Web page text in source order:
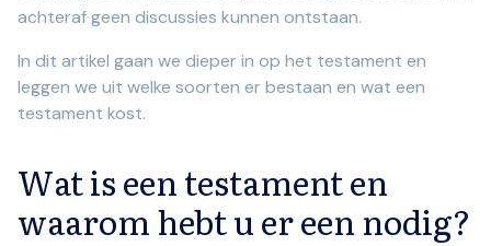
achteraf geen discussies kunnen ontstaan.
In dit artikel gaan we dieper in op het testament en
leggen we uit welke soorten er bestaan en wat een
testament kost.
Wat is een testament en
waarom hebt u er een nodig?